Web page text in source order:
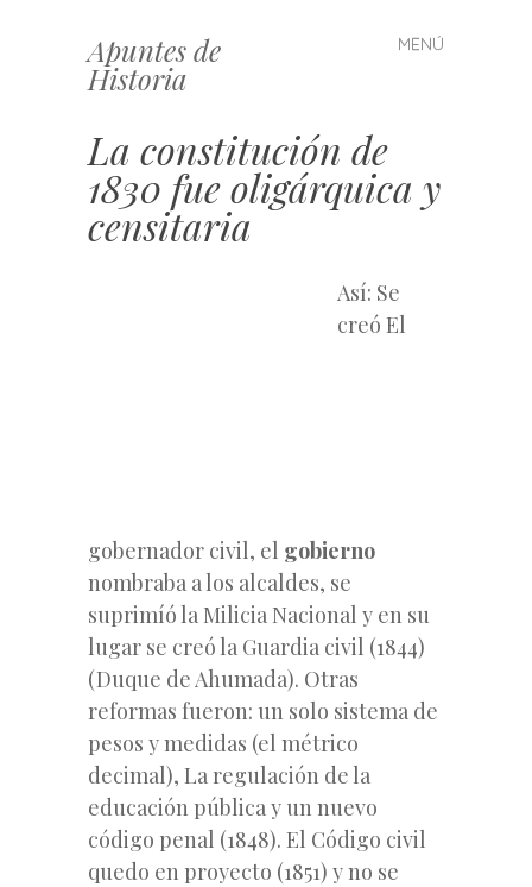
Apuntes de
Historia
MENÚ
Saltar
al
La constitución de
1830 fue oligárquica y
censitaria
Así: Se
creó El
gobernador civil, el gobierno
nombraba a los alcaldes, se
suprimíó la Milicia Nacional y en su
lugar se creó la Guardia civil (1844)
(Duque de Ahumada). Otras
reformas fueron: un solo sistema de
pesos y medidas (el métrico
decimal), La regulación de la
educación pública y un nuevo ​
código penal (1848). El Código civil
quedo en proyecto (1851) y no se